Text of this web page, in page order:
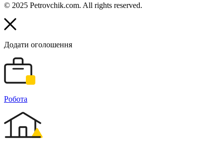
© 2025 Petrovchik.com. All rights reserved.
Додати оголошення
Робота